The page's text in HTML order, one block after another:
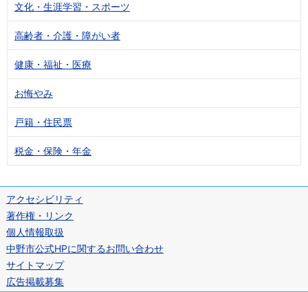
文化・生涯学習・スポーツ
高齢者・介護・障がい者
健康・福祉・医療
お悔やみ
戸籍・住民票
税金・保険・年金
アクセシビリティ
著作権・リンク
個人情報取扱
中野市公式HPに関するお問い合わせ
サイトマップ
広告掲載募集